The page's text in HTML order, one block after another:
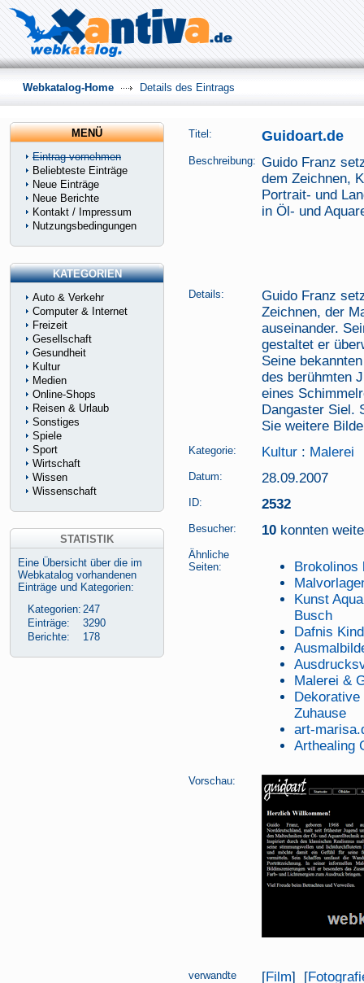
Titel: Guidoart.de
Beschreibung: Guido Franz
dem Zeichnen,
Portrait- und
in Öl- und
Details:
Guido Franz
Zeichnen, der
auseinander.
gestaltet er
Seine
des berühmten
eines
Dangaster Siel.
Sie weitere
Kategorie: Kultur : Malerei
Datum: 28.09.2007
ID: 2532
Besucher: 10 konnten
Ähnliche
Seiten:
Brokolinos
Kunst
Busch
Dafnis
Malerei &
Zuhause
art-
Arthealing
Vorschau:
verwandte
[Film] [
Webkatalog-Home Details des Eintrags
MENÜ
Eintrag vornehmen
Beliebteste Einträge
Neue Einträge
Neue Berichte
Kontakt / Impressum
Nutzungsbedingungen
KATEGORIEN
Auto & Verkehr
Computer & Internet
Freizeit
Gesellschaft
Gesundheit
Kultur
Medien
Online-Shops
Reisen & Urlaub
Sonstiges
Spiele
Sport
Wirtschaft
Wissen
Wissenschaft
STATISTIK
Eine Übersicht über die im
Webkatalog vorhandenen
Einträge und Kategorien:
Kategorien: 247
Einträge:
3290
Berichte:
178